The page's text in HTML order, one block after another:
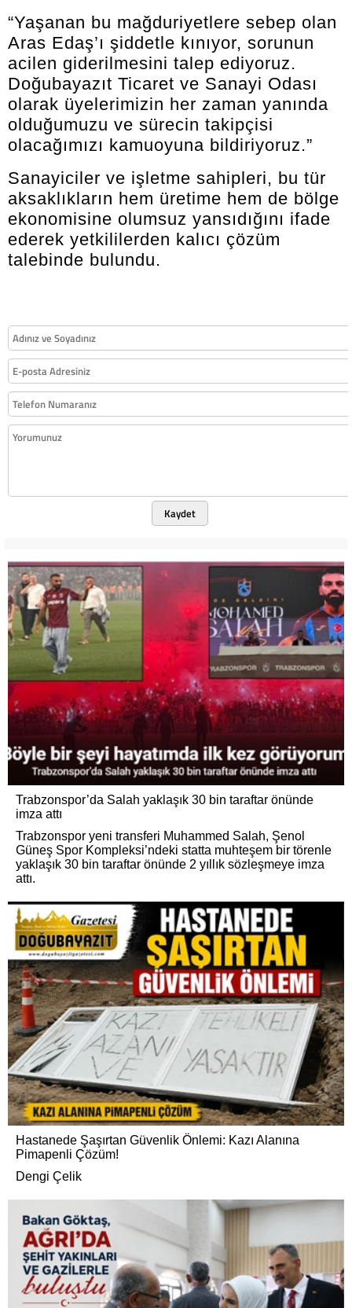
“Yaşanan bu mağduriyetlere sebep olan
Aras Edaş’ı şiddetle kınıyor, sorunun
acilen giderilmesini talep ediyoruz.
Doğubayazıt Ticaret ve Sanayi Odası
olarak üyelerimizin her zaman yanında
olduğumuzu ve sürecin takipçisi
olacağımızı kamuoyuna bildiriyoruz.”
Sanayiciler ve işletme sahipleri, bu tür
aksaklıkların hem üretime hem de bölge
ekonomisine olumsuz yansıdığını ifade
ederek yetkililerden kalıcı çözüm
talebinde bulundu.
Kaydet
Trabzonspor’da Salah yaklaşık 30 bin taraftar önünde
imza attı
Trabzonspor yeni transferi Muhammed Salah, Şenol
Güneş Spor Kompleksi’ndeki statta muhteşem bir törenle
yaklaşık 30 bin taraftar önünde 2 yıllık sözleşmeye imza
attı.
Hastanede Şaşırtan Güvenlik Önlemi: Kazı Alanına
Pimapenli Çözüm!
Dengi Çelik